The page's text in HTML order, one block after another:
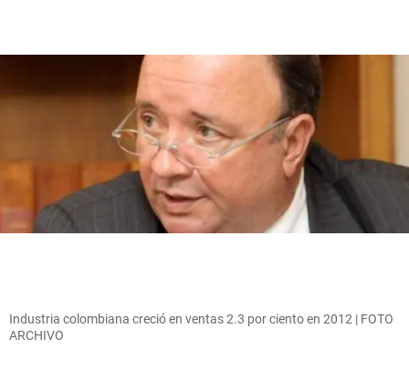
Industria colombiana creció en ventas 2.3 por ciento en 2012 | FOTO
ARCHIVO